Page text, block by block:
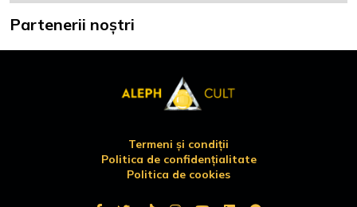
Partenerii noștri
Termeni și condiții
Politica de confidențialitate
Politica de cookies